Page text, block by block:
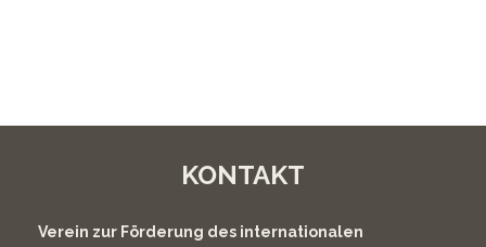
KONTAKT
Verein zur Förderung des internationalen